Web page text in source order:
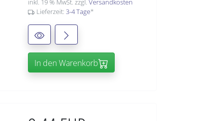
inkl. 19 % MwSt. zzgl. Versandkosten
Lieferzeit: 3-4 Tage*
In den Warenkorb